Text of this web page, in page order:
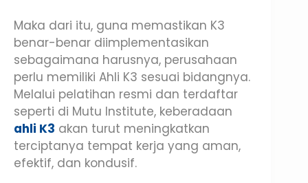
Maka dari itu, guna memastikan K3
benar-benar diimplementasikan
sebagaimana harusnya, perusahaan
perlu memiliki Ahli K3 sesuai bidangnya.
Melalui pelatihan resmi dan terdaftar
seperti di Mutu Institute, keberadaan
ahli K3 akan turut meningkatkan
terciptanya tempat kerja yang aman,
efektif, dan kondusif.